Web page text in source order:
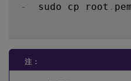
-
  sudo cp root
.
注：